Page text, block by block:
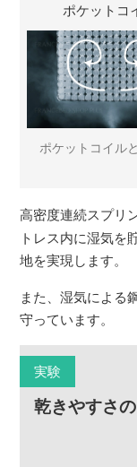
ポケットコ
ポケットコイル
高密度連続スプリ
トレス内に湿気を
地を実現します。
また、湿気による
守っています。
実験
乾きやすさ